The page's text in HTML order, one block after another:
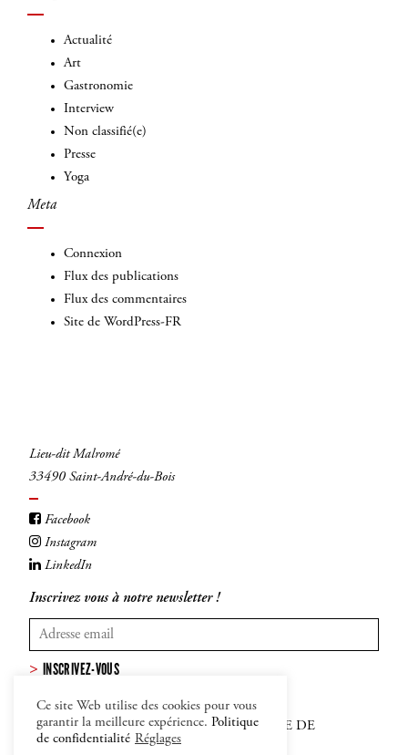
Actualité
Art
Gastronomie
Interview
Non classifié(e)
Presse
Yoga
Meta
Connexion
Flux des publications
Flux des commentaires
Site de WordPress-FR
Lieu-dit Malromé
33490 Saint-André-du-Bois
Facebook
Instagram
LinkedIn
Inscrivez vous à notre newsletter !
INSCRIVEZ-VOUS
MENTIONS LÉGALES–CGV–POLITIQUE DE
CONFIDENTIALITÉ ET COOKIES
Ce site Web utilise des cookies pour vous
garantir la meilleure expérience. Politique
de confidentialité Réglages